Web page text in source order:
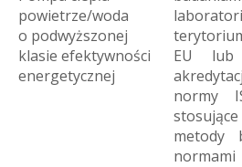
powietrze/woda
o podwyższonej
klasie efektywności
energetycznej
EU lub
normy
metody
normami